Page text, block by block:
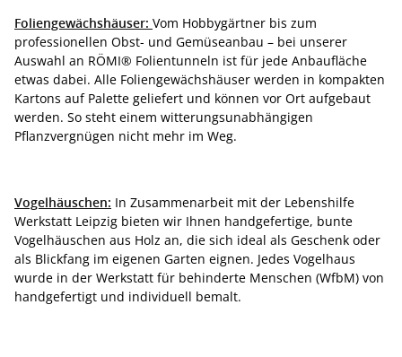
Foliengewächshäuser: Vom Hobbygärtner bis zum
professionellen Obst- und Gemüseanbau – bei unserer
Auswahl an RÖMI® Folientunneln ist für jede Anbaufläche
etwas dabei. Alle Foliengewächshäuser werden in kompakten
Kartons auf Palette geliefert und können vor Ort aufgebaut
werden. So steht einem witterungsunabhängigen
Pflanzvergnügen nicht mehr im Weg.
Vogelhäuschen: In Zusammenarbeit mit der Lebenshilfe
Werkstatt Leipzig bieten wir Ihnen handgefertige, bunte
Vogelhäuschen aus Holz an, die sich ideal als Geschenk oder
als Blickfang im eigenen Garten eignen. Jedes Vogelhaus
wurde in der Werkstatt für behinderte Menschen (WfbM) von
handgefertigt und individuell bemalt.